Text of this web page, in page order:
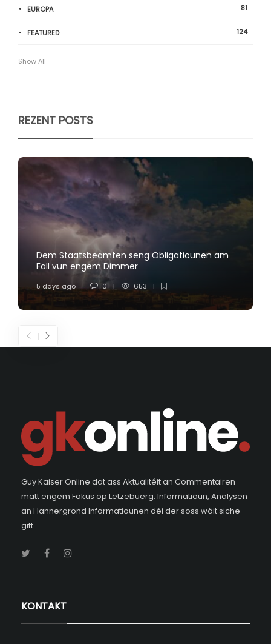
EUROPA 81
FEATURED 124
Show All
REZENT POSTS
Dem Staatsbeamten seng Obligatiounen am
Fall vun engem Dimmer
5 days ago 0 653
Guy Kaiser Online dat ass Aktualitéit an Commentairen
matt engem Fokus op Lëtzebuerg. Informatioun, Analysen
an Hannergrond Informatiounen déi der soss wäit siche
gitt.
KONTAKT